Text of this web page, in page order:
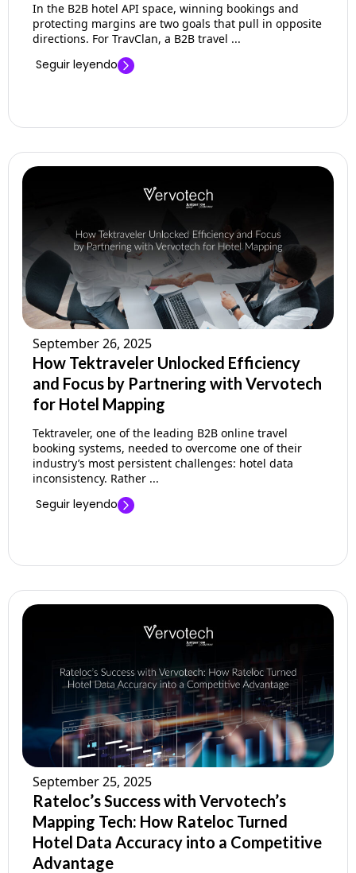
In the B2B hotel API space, winning bookings and
protecting margins are two goals that pull in opposite
directions. For TravClan, a B2B travel ...
Seguir leyendo
September 26, 2025
How Tektraveler Unlocked Efficiency
and Focus by Partnering with Vervotech
for Hotel Mapping
Tektraveler, one of the leading B2B online travel
booking systems, needed to overcome one of their
industry’s most persistent challenges: hotel data
inconsistency. Rather ...
Seguir leyendo
September 25, 2025
Rateloc’s Success with Vervotech’s
Mapping Tech: How Rateloc Turned
Hotel Data Accuracy into a Competitive
Advantage